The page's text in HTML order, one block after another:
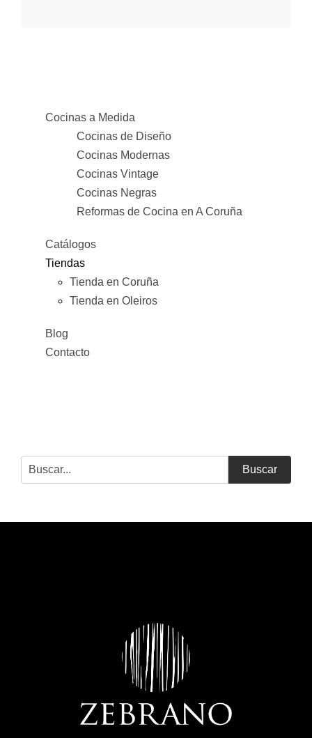
Cocinas a Medida
Cocinas de Diseño
Cocinas Modernas
Cocinas Vintage
Cocinas Negras
Reformas de Cocina en A Coruña
Catálogos
Tiendas
Tienda en Coruña
Tienda en Oleiros
Blog
Contacto
Buscar